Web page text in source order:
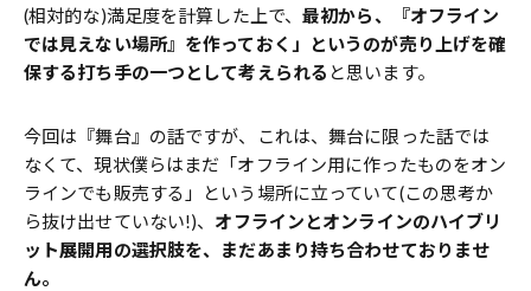
(相対的な)満足度を計算した上で、最初から、『オフライン
では見えない場所』を作っておく」というのが売り上げを確
保する打ち手の一つとして考えられる と思います。
今回は『舞台』の話ですが、これは、舞台に限った話では
なくて、現状僕らはまだ「オフライン用に作ったものをオン
ラインでも販売する」という場所に立っていて(この思考か
ら抜け出せていない!)、 オフラインとオンラインのハイブリ
ット展開用の選択肢を、まだあまり持ち合わせておりませ
ん。